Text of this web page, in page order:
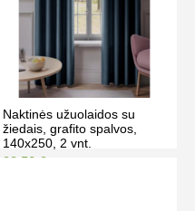
Naktinės užuolaidos su
žiedais, grafito spalvos,
140x250, 2 vnt.
33.50 €